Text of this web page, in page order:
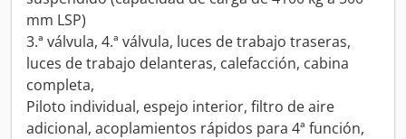
mm LSP)
3.ª válvula, 4.ª válvula, luces de trabajo traseras,
luces de trabajo delanteras, calefacción, cabina
completa,
Piloto individual, espejo interior, filtro de aire
adicional, acoplamientos rápidos para 4ª función,